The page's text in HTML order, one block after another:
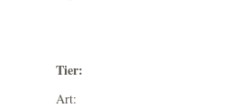
Tier:
Art: